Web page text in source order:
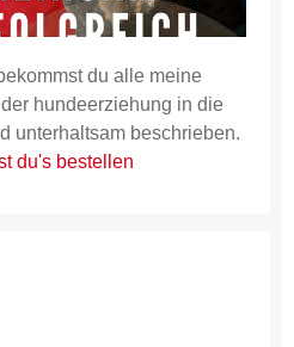
du alle meine
hundeerziehung in die
unterhaltsam beschrieben.
du's bestellen